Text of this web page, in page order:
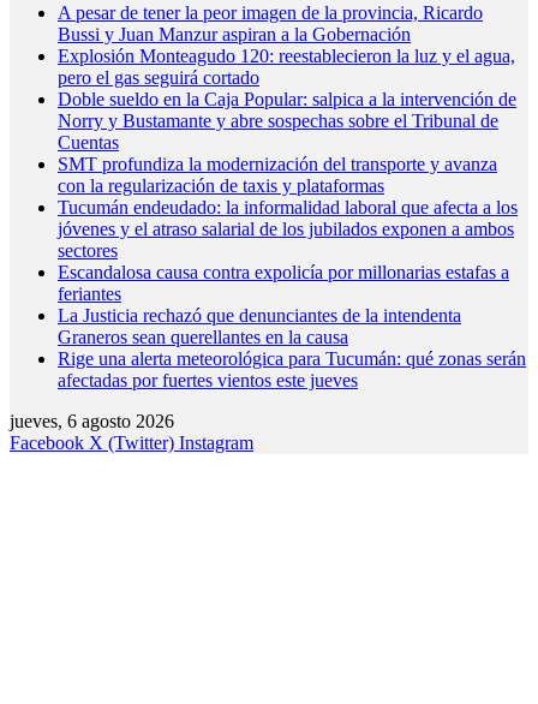
A pesar de tener la peor imagen de la provincia, Ricardo
Bussi y Juan Manzur aspiran a la Gobernación
Explosión Monteagudo 120: reestablecieron la luz y el agua,
pero el gas seguirá cortado
Doble sueldo en la Caja Popular: salpica a la intervención de
Norry y Bustamante y abre sospechas sobre el Tribunal de
Cuentas
SMT profundiza la modernización del transporte y avanza
con la regularización de taxis y plataformas
Tucumán endeudado: la informalidad laboral que afecta a los
jóvenes y el atraso salarial de los jubilados exponen a ambos
sectores
Escandalosa causa contra expolicía por millonarias estafas a
feriantes
La Justicia rechazó que denunciantes de la intendenta
Graneros sean querellantes en la causa
Rige una alerta meteorológica para Tucumán: qué zonas serán
afectadas por fuertes vientos este jueves
jueves, 6 agosto 2026
Facebook X (Twitter) Instagram